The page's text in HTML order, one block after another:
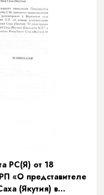
РС(Я) от 18
«О представителе
(Якутия) в